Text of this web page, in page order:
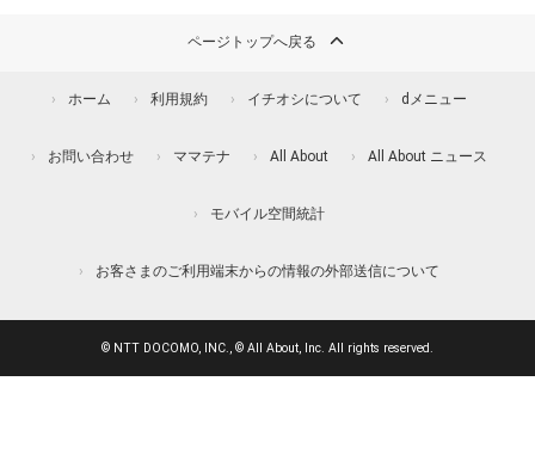
ページトップへ戻る
ホーム 利用規約 イチオシについて dメニュー
お問い合わせ ママテナ All About All About ニュース
モバイル空間統計
お客さまのご利用端末からの情報の外部送信について
© NTT DOCOMO, INC., © All About, Inc. All rights reserved.